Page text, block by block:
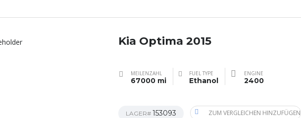
Kia Optima 2015
MEILENZAHL
67000 mi
FUEL TYPE
Ethanol
ENGINE
2400
LAGER# 153093 ZUM VERGLEICHEN HINZUFÜGEN